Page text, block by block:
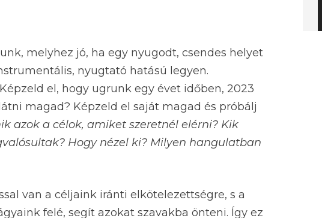
melyhez jó, ha egy nyugodt, csendes helyet
nyugtató hatású legyen.
el, hogy ugrunk egy évet időben, 2023
magad? Képzeld el saját magad és próbálj
azok a célok, amiket szeretnél elérni? Kik
Hogy nézel ki? Milyen hangulatban
van a céljaink iránti elkötelezettségre, s a
felé, segít azokat szavakba önteni. Így ez